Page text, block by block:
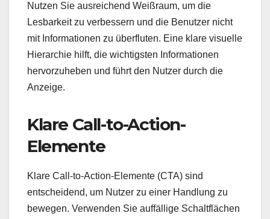
Nutzen Sie ausreichend Weißraum, um die
Lesbarkeit zu verbessern und die Benutzer nicht
mit Informationen zu überfluten. Eine klare visuelle
Hierarchie hilft, die wichtigsten Informationen
hervorzuheben und führt den Nutzer durch die
Anzeige.
Klare Call-to-Action-
Elemente
Klare Call-to-Action-Elemente (CTA) sind
entscheidend, um Nutzer zu einer Handlung zu
bewegen. Verwenden Sie auffällige Schaltflächen